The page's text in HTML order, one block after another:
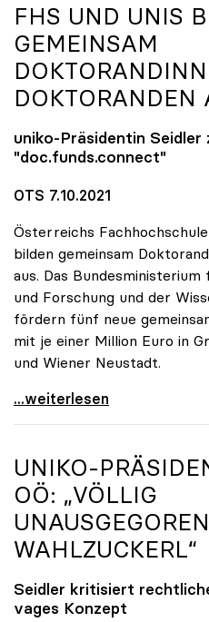
FHS UND UNIS
GEMEINSAM
DOKTORANDEN
uniko-Präsidentin Seidler
"doc.funds.connect"
OTS 7.10.2021
Österreichs
bilden gemeinsam
aus. Das
und Forschung und der
fördern fünf neue
mit je einer Million Euro in
und Wiener Neustadt.
FHs und Unis bilden
...weiterlesen
UNIKO-
OÖ: „VÖLLIG
WAHLZUCKERL“
Seidler kritisiert
vages Konzept